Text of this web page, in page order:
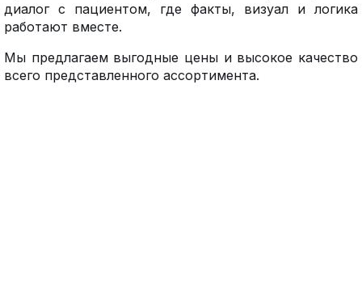
диалог с пациентом, где факты, визуал и логика
работают вместе.
Мы предлагаем выгодные цены и высокое качество
всего представленного ассортимента.